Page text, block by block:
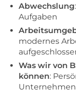
Abwechslung
Aufgaben
modernes
Was wir von
können: